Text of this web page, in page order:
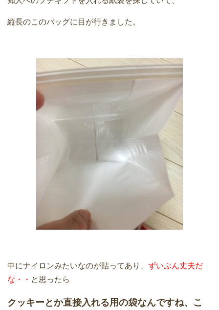
縦長のこのバッグに目が行きました。
中にナイロンみたいなのが貼ってあり、 ずいぶん丈夫だ
な・・ と思ったら
クッキーとか直接入れる用の袋なんですね、こ